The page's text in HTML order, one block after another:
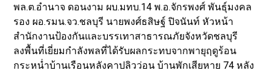
พล.ต.อำนาจ ดอนงาม ผบ.มทบ.14 พ.อ.จักรพงศ์ พันธุ์มงคล
รอง ผอ.รมน.จว.ชลบุรี นายพงศ์ธสิษฐ์ ปิจนันท์ หัวหน้า
สำนักงานป้องกันและบรรเทาสาธารณภัยจังหวัดชลบุรี
ลงพื้นที่เยี่ยมกำลังพลที่ได้รับผลกระทบจากพายุฤดูร้อน
กระหน่ำบ้านเรือนหลังคาปลิวว่อน บ้านพักเสียหาย 74 หลัง